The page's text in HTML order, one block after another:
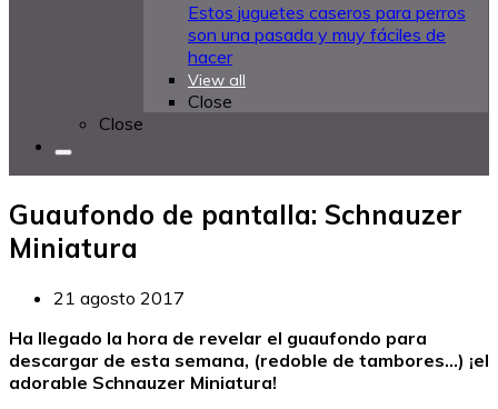
Estos juguetes caseros para perros
son una pasada y muy fáciles de
hacer
View all
Close
Close
Guaufondo de pantalla: Schnauzer
Miniatura
21 agosto 2017
Ha llegado la hora de revelar el guaufondo para
descargar de esta semana, (redoble de tambores…) ¡el
adorable Schnauzer Miniatura!